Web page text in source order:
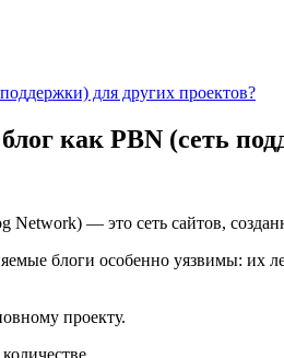
для других проектов?
как PBN (сеть
Network) — это сеть сайтов,
блоги особенно уязвимы: их
проекту.